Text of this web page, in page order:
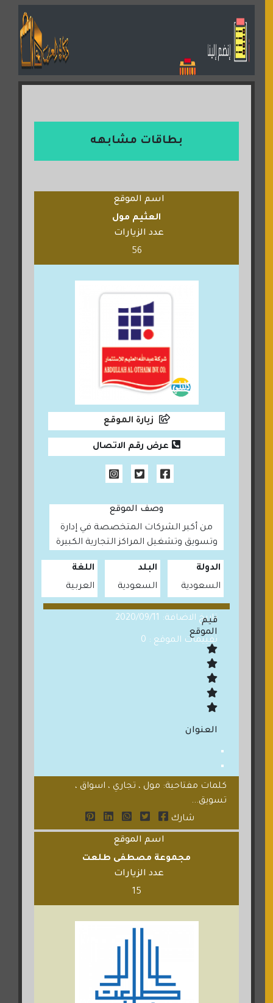
بطاقات مشابهه
اسم الموقع
العثيم مول
عدد الزيارات
56
زيارة الموقع
عرض رقم الاتصال
وصف الموقع
من أكبر الشركات المتخصصة في إدارة
وتسويق وتشغيل المراكز التجارية الكبيرة
الدولة
السعودية
البلد
السعودية
اللغة
العربية
تاريخ الاضافة: 2020/09/11
تقييمات الموقع : 0
قيم
الموقع
العنوان
كلمات مفتاحية: مول ، تجاري ، اسواق ،
تسويق...
شارك
اسم الموقع
مجموعة مصطفى طلعت
عدد الزيارات
15